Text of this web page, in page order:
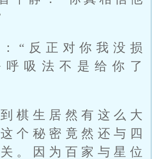
“反正对你我没损
呼吸法不是给你了
棋生居然有这么大
个秘密竟然还与四
。因为百家与星位